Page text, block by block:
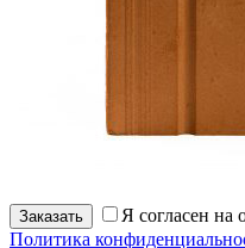
Заказать
Я согласен на
Политика